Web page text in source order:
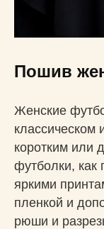
Пошив
Женские
классическом
коротким или
футболки, как
яркими
пленкой и
рюши и